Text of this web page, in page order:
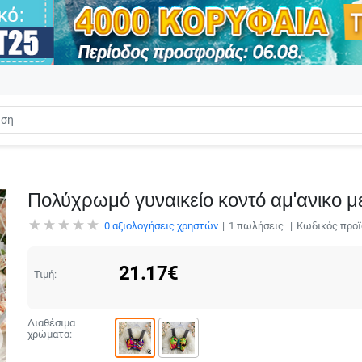
Πολύχρωμό γυναικείο κοντό αμ'ανικο
0αξιολογήσεις χρηστών 1 πωλήσεις Κωδικός
Τιμή: 21.17€
Διαθέσιμα
χρώματα: